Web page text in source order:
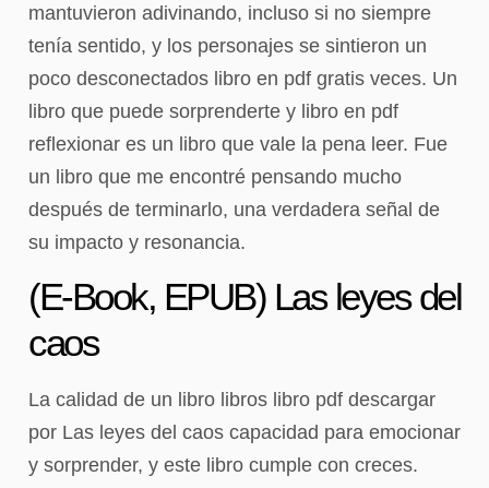
mantuvieron adivinando, incluso si no siempre
tenía sentido, y los personajes se sintieron un
poco desconectados libro en pdf gratis veces. Un
libro que puede sorprenderte y libro en pdf
reflexionar es un libro que vale la pena leer. Fue
un libro que me encontré pensando mucho
después de terminarlo, una verdadera señal de
su impacto y resonancia.
(E-Book, EPUB) Las leyes del
caos
La calidad de un libro libros libro pdf descargar
por Las leyes del caos capacidad para emocionar
y sorprender, y este libro cumple con creces.